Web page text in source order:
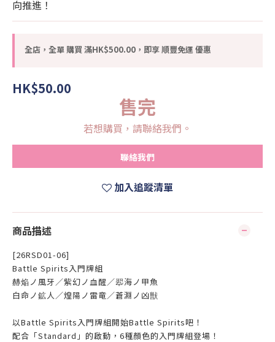
向推進！
全店，全單 購買 滿HK$500.00，即享 順豐免運 優惠
HK$50.00
售完
若想購買，請聯絡我們。
聯絡我們
加入追蹤清單
商品描述
[26RSD01-06]
Battle Spirits入門牌組
赫焔ノ風牙／紫幻ノ血醒／翆海ノ甲魚
白命ノ鉱人／煌陽ノ雷竜／蒼淵ノ凶獣
以Battle Spirits入門牌組開始Battle Spirits吧！
配合「Standard」的啟動，6種顏色的入門牌組登場！